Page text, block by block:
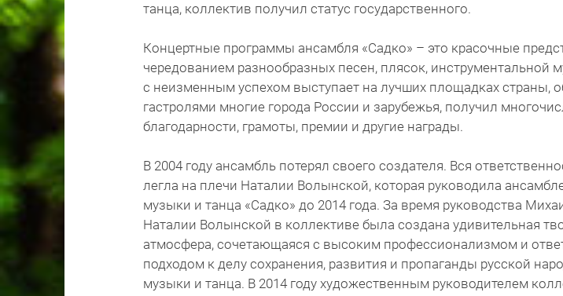
танца, коллектив получил статус государственного.
Концертные программы ансамбля «Садко» – это красочные
чередованием разнообразных песен, плясок, инструментальной
с неизменным успехом выступает на лучших площадках страны,
гастролями многие города России и зарубежья, получил
благодарности, грамоты, премии и другие награды.
В 2004 году ансамбль потерял своего создателя. Вся
легла на плечи Наталии Волынской, которая руководила
музыки и танца «Садко» до 2014 года. За время руководства
Наталии Волынской в коллективе была создана удивительная
атмосфера, сочетающаяся с высоким профессионализмом и
подходом к делу сохранения, развития и пропаганды русской
музыки и танца. В 2014 году художественным руководителем